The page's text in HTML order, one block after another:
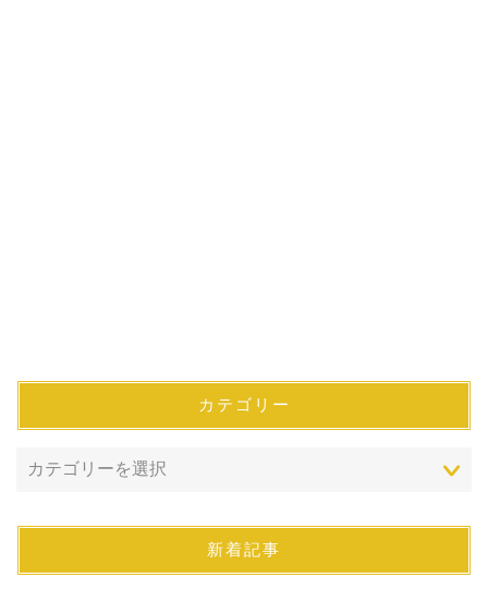
カテゴリー
新着記事